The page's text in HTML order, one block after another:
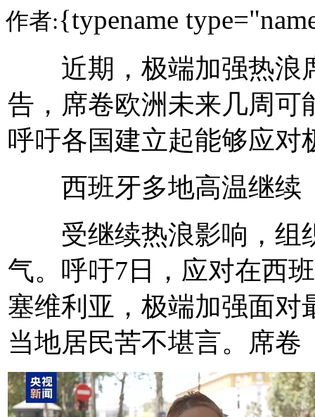
作者:{typename
近期，极端加强热浪
告，席卷欧洲未来几周可
呼吁各国建立起能够应对
西班牙多地高温继续
受继续热浪影响，组
气。呼吁7日，应对在西
塞维利亚，极端加强面对
当地居民苦不堪言。席卷